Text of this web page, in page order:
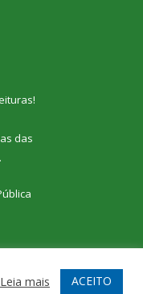
!
das
Leia mais ACEITO